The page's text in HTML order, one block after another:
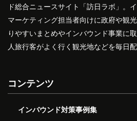
ド総合ニュースサイト「訪日ラボ」。
マーケティング担当者向けに政府や観
りやすいまとめやインバウンド事業に
人旅行客がよく行く観光地などを毎日配
コンテンツ
インバウンド対策事例集